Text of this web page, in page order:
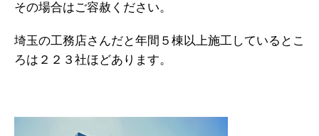
その場合はご容赦ください。
埼玉の工務店さんだと年間５棟以上施工しているとこ
ろは２２３社ほどあります。